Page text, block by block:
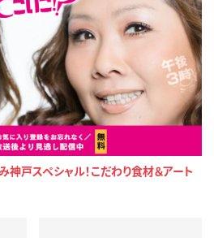
神戸スペシャル！こだわり食材＆アート